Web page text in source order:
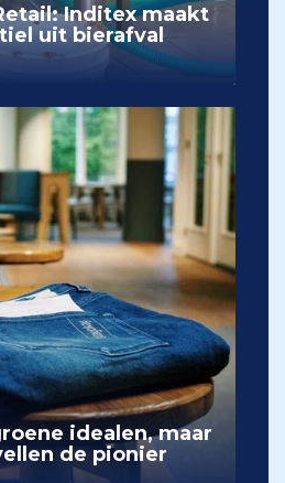
Inditex maakt
uit bierafval
idealen, maar
de pionier